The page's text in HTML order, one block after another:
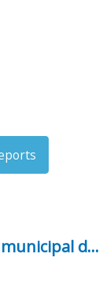
Délibérations du conseil municipal du 18 juin 2026